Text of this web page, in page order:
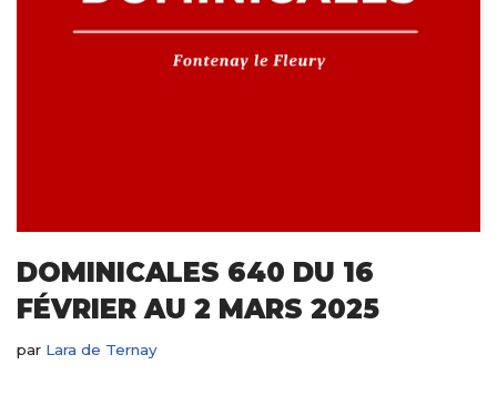
DOMINICALES 640 DU 16
FÉVRIER AU 2 MARS 2025
par Lara de Ternay